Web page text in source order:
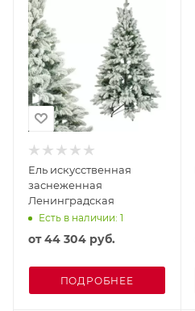
Ель искусственная
заснеженная
Ленинградская
Есть в наличии: 1
от44 304 руб.
ПОДРОБНЕЕ